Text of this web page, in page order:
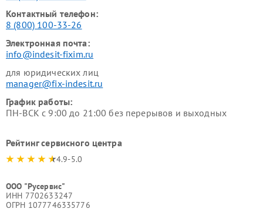
Контактный телефон:
8 (800) 100-33-26
Электронная почта:
info@indesit-fixim.ru
для юридических лиц
manager@fix-indesit.ru
График работы:
ПН-ВСК с 9:00 до 21:00 без перерывов и выходных
Рейтинг сервисного центра
4.9-5.0
ООО "Русервис"
ИНН 7702633247
ОГРН 1077746335776